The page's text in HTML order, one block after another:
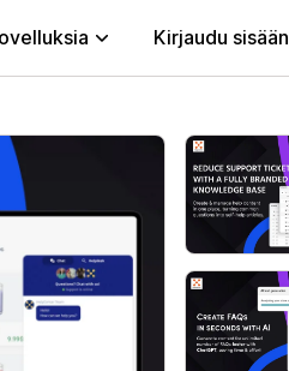
Kirjaudu sisään